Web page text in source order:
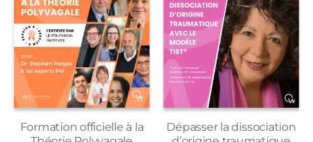
Formation officielle à la
Dépasser la dissociation